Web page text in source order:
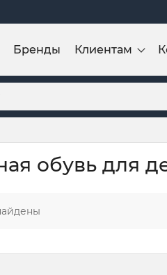
Бренды Клиентам
обувь для